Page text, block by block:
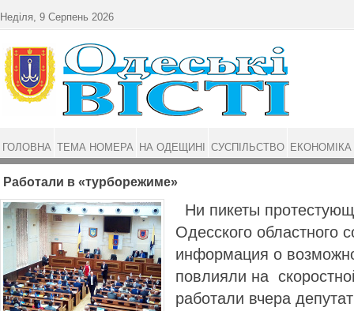
Работали в «турборежиме»
Ни пикеты
Одесского областного
информация о
повлияли на
работали вчера
Неділя, 9 Серпень 2026
ГОЛОВНА ТЕМА НОМЕРА НА ОДЕЩИНІ СУСПІЛЬСТВО ЕКОНОМІКА